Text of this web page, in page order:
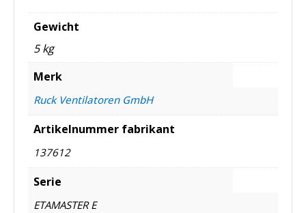
Gewicht
5 kg
Merk
Ruck Ventilatoren GmbH
Artikelnummer fabrikant
137612
Serie
ETAMASTER E